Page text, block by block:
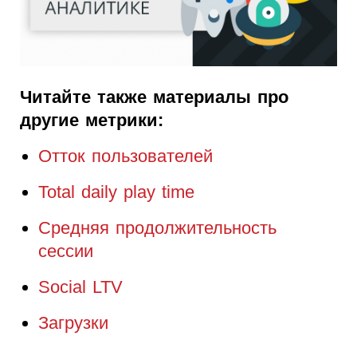
Читайте также материалы про
другие метрики:
Отток пользователей
Total daily play time
Средняя продолжительность
сессии
Social LTV
Загрузки